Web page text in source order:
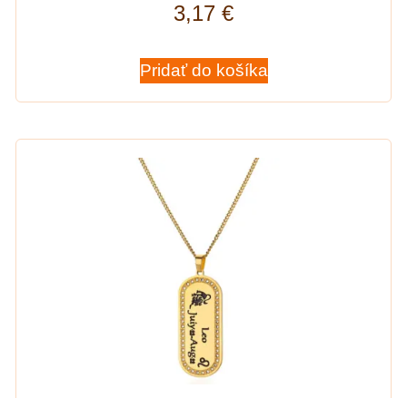
3,17 €
Pridať do košíka